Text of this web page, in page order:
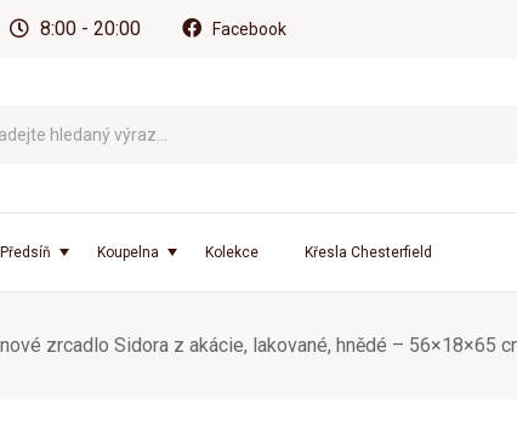
8:00 - 20:00 Facebook
Předsíň Koupelna Kolekce Křesla Chesterfield
zrcadlo Sidora z akácie, lakované, hnědé – 56×18×65